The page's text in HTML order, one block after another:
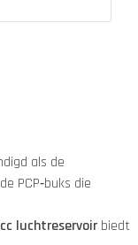
als de
PCP‑buks die
luchtreservoir biedt